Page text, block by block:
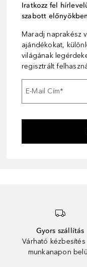
Iratkozz fel
szabott
Maradj naprakész
ajándékokat,
világának
regisztrált
E-Mail Cím*
Gyors szállítás
Várható kézbesítés
munkanapon